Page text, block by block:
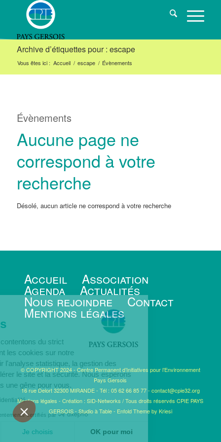
Archive d’étiquettes pour : escape
Vous êtes ici : Accueil / escape / Évènements
Évènements
Aucune page ne
correspond à votre
recherche
Désolé, aucun article ne correspond à votre recherche
Accueil Association
Agenda Actualités
Nous rejoindre Contact
Mentions légales
© COPYRIGHT 2024 - Centre Permanent d’Initiatives pour l’Environnement
Pays Gersois
16 rue Delort 32300 MIRANDE - Tél : 05 62 66 85 77 - contact@cpie32.org
Mentions légales -Création : SID-Networks / Tous droits réservés CPIE PAYS
GERSOIS - Studio à Table- Enfold Theme by Kriesi
nous contentons du strict
les cookies sur notre
savoir l'analyse statistique, la gestion des
accélérer le site et la sécurité. Nous espérons
pas une gêne pour vous.
de confidentialité
Consentements certifiés par
Je choisis OK pour moi